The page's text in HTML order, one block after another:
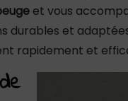
et vous
et
rapidement et